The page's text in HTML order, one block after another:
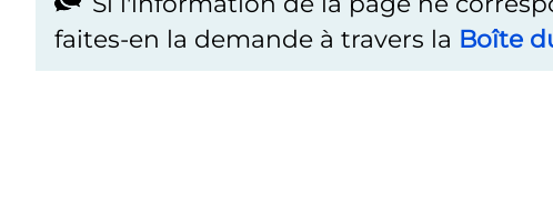
faites-en la demande à travers la Boîte